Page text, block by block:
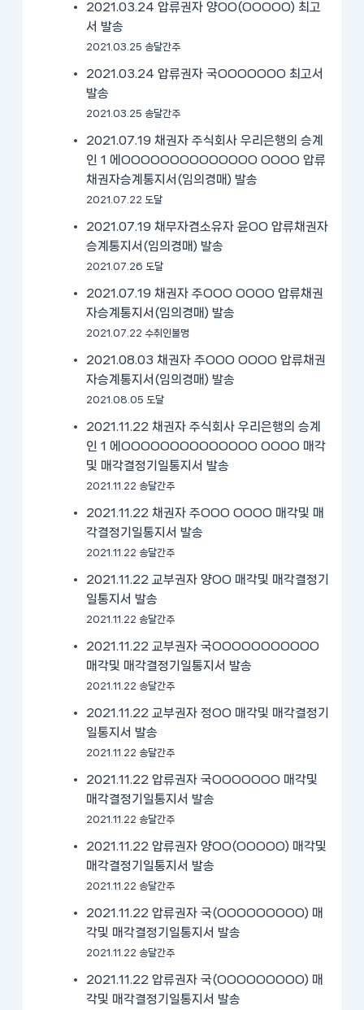
2021.03.24 압류권자 양OO(OOOOO) 최고
서 발송
2021.03.25 송달간주
2021.03.24 압류권자 국OOOOOOO 최고서
발송
2021.03.25 송달간주
2021.07.19 채권자 주식회사 우리은행의 승계
인 1 에OOOOOOOOOOOOOO OOOO 압류
채권자승계통지서(임의경매) 발송
2021.07.22 도달
2021.07.19 채무자겸소유자 윤OO 압류채권자
승계통지서(임의경매) 발송
2021.07.26 도달
2021.07.19 채권자 주OOO OOOO 압류채권
자승계통지서(임의경매) 발송
2021.07.22 수취인불명
2021.08.03 채권자 주OOO OOOO 압류채권
자승계통지서(임의경매) 발송
2021.08.05 도달
2021.11.22 채권자 주식회사 우리은행의 승계
인 1 에OOOOOOOOOOOOOO OOOO 매각
및 매각결정기일통지서 발송
2021.11.22 송달간주
2021.11.22 채권자 주OOO OOOO 매각및 매
각결정기일통지서 발송
2021.11.22 송달간주
2021.11.22 교부권자 양OO 매각및 매각결정기
일통지서 발송
2021.11.22 송달간주
2021.11.22 교부권자 국OOOOOOOOOOO
매각및 매각결정기일통지서 발송
2021.11.22 송달간주
2021.11.22 교부권자 정OO 매각및 매각결정기
일통지서 발송
2021.11.22 송달간주
2021.11.22 압류권자 국OOOOOOO 매각및
매각결정기일통지서 발송
2021.11.22 송달간주
2021.11.22 압류권자 양OO(OOOOO) 매각및
매각결정기일통지서 발송
2021.11.22 송달간주
2021.11.22 압류권자 국(OOOOOOOOO) 매
각및 매각결정기일통지서 발송
2021.11.22 송달간주
2021.11.22 압류권자 국(OOOOOOOOO) 매
각및 매각결정기일통지서 발송